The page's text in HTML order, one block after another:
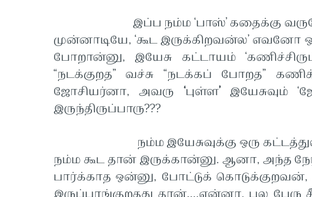
இப்ப நம்ம ‘பாஸ்’ கதைக்கு
முன்னாடியே, ‘கூட இருக்கிறவன்ல’ எவனோ
போறான்னு, இயேசு கட்டாயம்
“நடக்குறத” வச்சு “நடக்கப் போறத”
ஜோசியர்னா, அவரு ‘புள்ள’இயேசுவும்
இருந்திருப்பாரு???
நம்ம இயேசுவுக்கு ஒரு கட்டத்துல
நம்ம கூட தான் இருக்கான்னு. ஆனா, அந்த
பார்க்காத ஒன்னு, போட்டுக்